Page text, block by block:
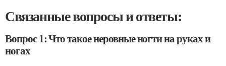
Связанные вопросы и ответы:
Вопрос 1: Что такое неровные ногти на руках и
ногах